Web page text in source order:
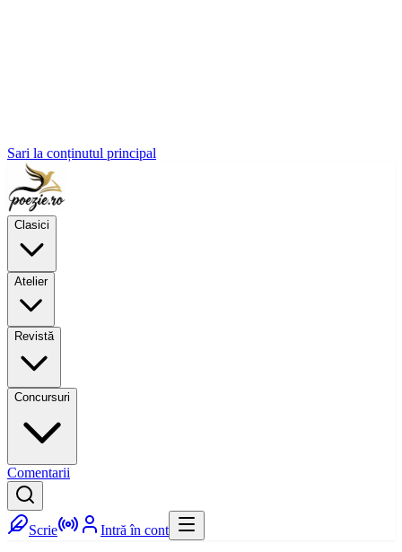
Sari la conținutul principal
Clasici
Atelier
Revistă
Concursuri
Comentarii
Scrie Intră în cont